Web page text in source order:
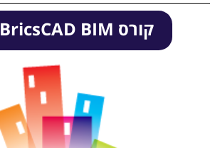
קורס BricsCAD BIM מקוון